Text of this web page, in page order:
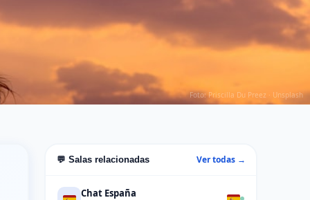
Foto: Priscilla Du Preez · Unsplash
💬 Salas relacionadas Ver todas →
Chat España